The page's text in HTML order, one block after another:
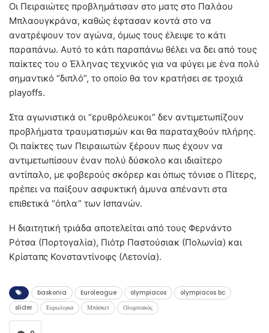
Οι Πειραιώτες προβλημάτισαν στο ματς στο Παλάου
Μπλαουγκράνα, καθώς έφτασαν κοντά στο να
ανατρέψουν τον αγώνα, όμως τους έλειψε το κάτι
παραπάνω. Αυτό το κάτι παραπάνω θέλει να δει από τους
παίκτες του ο Έλληνας τεχνικός για να φύγει με ένα πολύ
σημαντικό “διπλό”, το οποίο θα τον κρατήσει σε τροχιά
playoffs.
Στα αγωνιστικά οι “ερυθρόλευκοι” δεν αντιμετωπίζουν
προβλήματα τραυματισμών και θα παραταχθούν πλήρης.
Οι παίκτες των Πειραιωτών ξέρουν πως έχουν να
αντιμετωπίσουν έναν πολύ δύσκολο και ιδιαίτερο
αντίπαλο, με φοβερούς σκόρερ και όπως τόνισε ο Πίτερς,
πρέπει να παίξουν ασφυκτική άμυνα απέναντι στα
επιθετικά “όπλα” των Ισπανών.
Η διαιτητική τριάδα αποτελείται από τους Φερνάντο
Ρότσα (Πορτογαλία), Πιότρ Παστούσιακ (Πολωνία) και
Κρίσταπς Κονσταντίνοφς (Λετονία).
baskonia Euroleague olympiacos
olympiacos bc
slider
Ευρωλιγκα Μπάσκετ Ολυμπιακός